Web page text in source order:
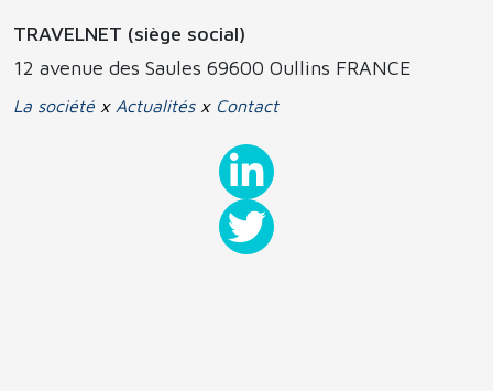
TRAVELNET (siège social)
12 avenue des Saules 69600 Oullins FRANCE
La société x Actualitésx Contact